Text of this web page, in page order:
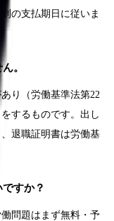
の支払期日に従いま
。
り（労働基準法第22
するものです。出し
退職証明書は労働基
すか？
問題はまず無料・予